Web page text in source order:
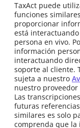
TaxAct puede
funciones
proporcionar
está
persona en vivo.
información
interactuando
soporte al cliente.
sujeta a nuestro
nuestro
Las
futuras
similares es solo
comprenda que la